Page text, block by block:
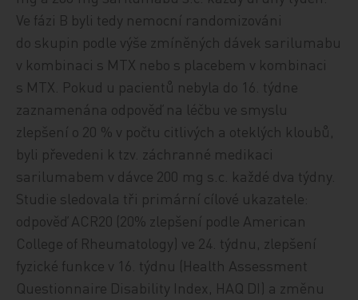
Ve fázi B byli tedy nemocní randomizováni
do skupin podle výše zmíněných dávek sarilumabu
v kombinaci s MTX nebo s placebem v kombinaci
s MTX. Pokud u pacientů nebyla do 16. týdne
zaznamenána odpověď na léčbu ve smyslu
zlepšení o 20 % v počtu citlivých a oteklých kloubů,
byli převedeni k tzv. záchranné medikaci
sarilumabem v dávce 200 mg s.c. každé dva týdny.
Studie sledovala tři primární cílové ukazatele:
odpověď ACR20 (20% zlepšení podle American
College of Rheumatology) ve 24. týdnu, zlepšení
fyzické funkce v 16. týdnu (Health Assessment
Questionnaire Disability Index, HAQ DI) a změnu